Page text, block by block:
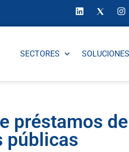
SECTORES SOLUCIONES
préstamos
públicas